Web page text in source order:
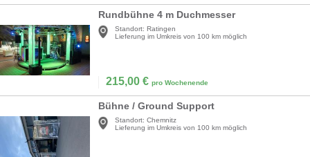
Rundbühne 4 m Duchmesser
Standort: Ratingen
Lieferung im Umkreis von 100 km möglich
215,00 € pro Wochenende
Bühne / Ground Support
Standort: Chemnitz
Lieferung im Umkreis von 100 km möglich